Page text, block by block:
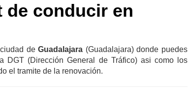
de conducir en
ciudad deGuadalajara (Guadalajara) donde puedes
DGT (Dirección General de Tráfico) asi como los
el tramite de la renovación.